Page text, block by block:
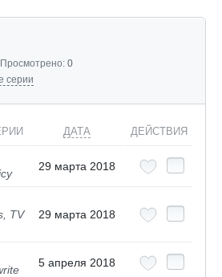
Просмотрено: 0
серии
ДАТА ДЕЙСТВИЯ
29 марта 2018
TV
29 марта 2018
5 апреля 2018